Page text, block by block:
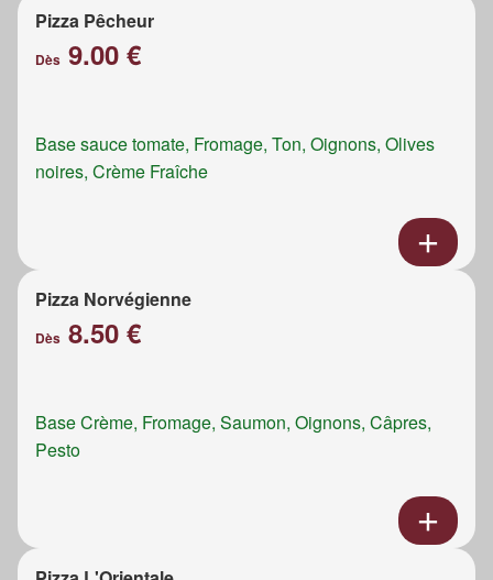
Pizza Pêcheur
Dès 9.00 €
Base sauce tomate, Fromage, Ton, Oignons, Olives
noires, Crème Fraîche
Pizza Norvégienne
Dès 8.50 €
Base Crème, Fromage, Saumon, Oignons, Câpres,
Pesto